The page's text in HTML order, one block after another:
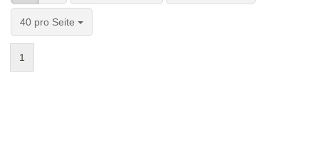
40 pro Seite
pro Seite
1